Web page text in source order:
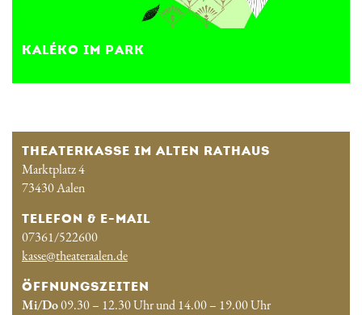
KALÉKO IM PARK
THEATERKASSE IM ALTEN RATHAUS
Marktplatz 4
73430 Aalen
TELEFON & E-MAIL
07361/522600
kasse@theateraalen.de
ÖFFNUNGSZEITEN
Mi/Do09.30 – 12.30 Uhr und 14.00 – 19.00 Uhr